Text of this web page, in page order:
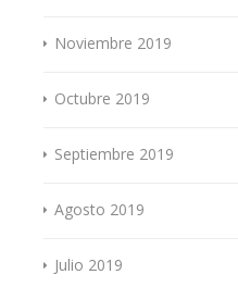
Noviembre 2019
Octubre 2019
Septiembre 2019
Agosto 2019
Julio 2019